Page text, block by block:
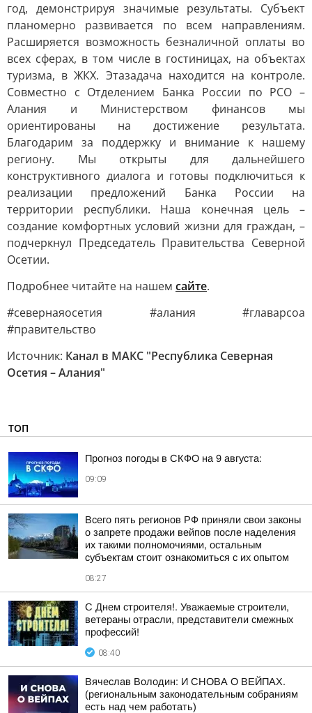
год, демонстрируя значимые результаты. Субъект
планомерно развивается по всем направлениям.
Расширяется возможность безналичной оплаты во
всех сферах, в том числе в гостиницах, на объектах
туризма, в ЖКХ. Этазадача находится на контроле.
Совместно с Отделением Банка России по РСО –
Алания и Министерством финансов мы
ориентированы на достижение результата.
Благодарим за поддержку и внимание к нашему
региону. Мы открыты для дальнейшего
конструктивного диалога и готовы подключиться к
реализации предложений Банка России на
территории республики. Наша конечная цель –
создание комфортных условий жизни для граждан, –
подчеркнул Председатель Правительства Северной
Осетии.
Подробнее читайте на нашем сайте.
#севернаяосетия #алания #главарсоа
#правительство
Источник: Канал в МАКС "Республика Северная
Осетия – Алания"
ТОП
Прогноз погоды в СКФО на 9 августа:
09:09
Всего пять регионов РФ приняли свои законы
о запрете продажи вейпов после наделения
их такими полномочиями, остальным
субъектам стоит ознакомиться с их опытом
08:27
С Днем строителя!. Уважаемые строители,
ветераны отрасли, представители смежных
профессий!
08:40
Вячеслав Володин: И СНОВА О ВЕЙПАХ.
(региональным законодательным собраниям
есть над чем работать)